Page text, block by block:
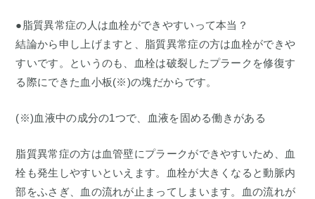
●脂質異常症の人は血栓ができやすいって本当？
結論から申し上げますと、脂質異常症の方は血栓ができや
すいです。というのも、血栓は破裂したプラークを修復す
る際にできた血小板(※)の塊だからです。
(※)血液中の成分の1つで、血液を固める働きがある
脂質異常症の方は血管壁にプラークができやすいため、血
栓も発生しやすいといえます。血栓が大きくなると動脈内
部をふさぎ、血の流れが止まってしまいます。血の流れが